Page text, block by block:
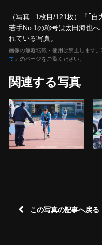
（写真 : 1枚目/121枚）『｢
若手No.1の称号は太田海也
れている写真。
画像の無断転載・使用は禁止します
て 』のページをご覧ください。
関連する写真
この写真の記事へ戻る